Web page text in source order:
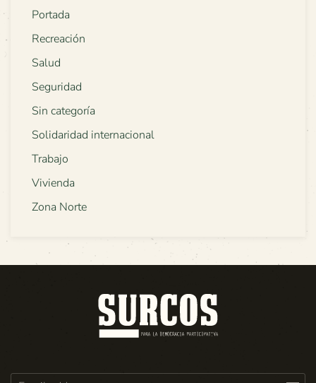
Portada
Recreación
Salud
Seguridad
Sin categoría
Solidaridad internacional
Trabajo
Vivienda
Zona Norte